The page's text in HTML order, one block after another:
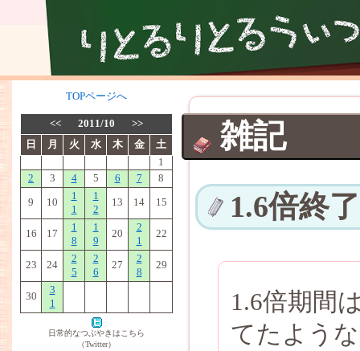
TOPページへ
<< 2011/10
>>
日
月 火 水 木 金
土
1
2
3 4 5 6 7 8
9 10
1
1
1
2
13 14 15
16 17
1
8
1
9
20
2
1
22
23 24
2
5
2
6
27
2
8
29
30
3
1
日常的なつぶやきはこちら
（Twitter）
雑記
1.6倍終了
1.6倍期間
てたよう